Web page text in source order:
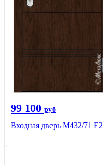
99 100 руб
Входная дверь М432/71 Е2